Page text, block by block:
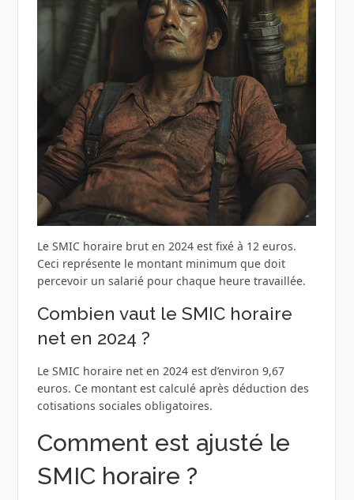
Le SMIC horaire brut en 2024 est fixé à 12 euros.
Ceci représente le montant minimum que doit
percevoir un salarié pour chaque heure travaillée.
Combien vaut le SMIC horaire
net en 2024 ?
Le SMIC horaire net en 2024 est d’environ 9,67
euros. Ce montant est calculé après déduction des
cotisations sociales obligatoires.
Comment est ajusté le
SMIC horaire ?